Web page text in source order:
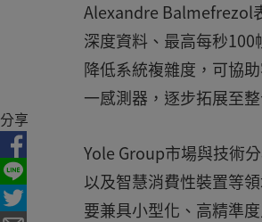
Alexandre Balmefrezol
深度資料、最高每秒
降低系統複雜度，可協
一感測器，逐步拓展至
Yole Group市場與技術
以及智慧消費性裝置等
要兼具小型化、高精準
分享